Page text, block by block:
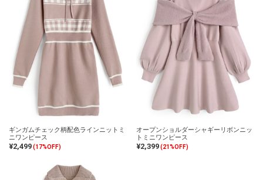
ギンガムチェック柄配色ラインニットミ
ニワンピース
¥2,499(17%OFF)
オープンショルダーシャギーリボンニッ
トミニワンピース
¥2,399(21%OFF)